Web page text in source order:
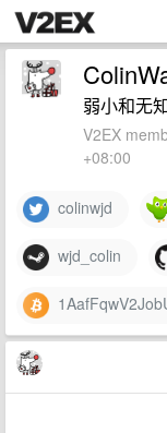
弱小和无
V2EX
+08:00
colinwjd
wjd_colin